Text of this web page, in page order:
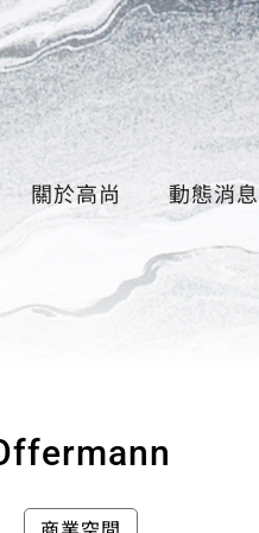
關於高尚 動態消息